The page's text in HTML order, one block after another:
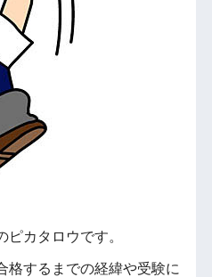
カタロウです。
格するまでの経緯や受験に